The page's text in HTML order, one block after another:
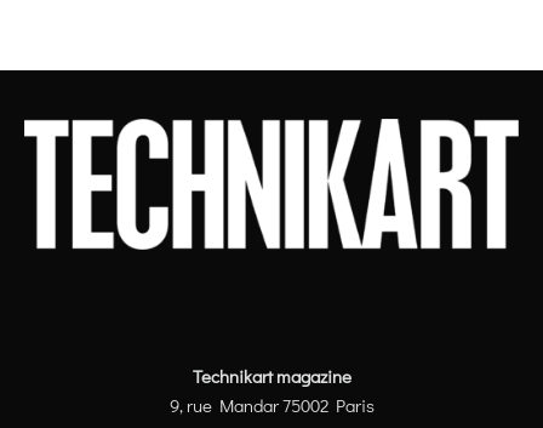
Technikart magazine
9, rue Mandar 75002 Paris